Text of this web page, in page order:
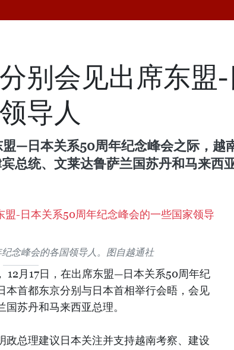
别会见出席东盟
导人
—日本关系50周年纪念峰会之际，越
总统、文莱达鲁萨兰国苏丹和马来西
念峰会的各国领导人。图自越通社
月17日，在出席东盟—日本关系50周年纪
本首都东京分别与日本首相举行会晤，会见
苏丹和马来西亚总理。
政总理建议日本关注并支持越南考察、建设